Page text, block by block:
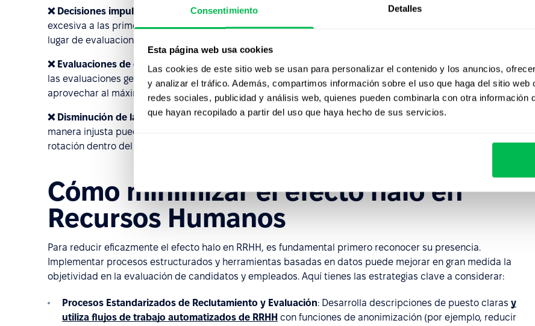
Consentimiento Detalles
Esta página web usa cookies
Las cookies de este sitio web se usan para personalizar el contenido y los anuncios,
y analizar el tráfico. Además, compartimos información sobre el uso que haga del sitio web
redes sociales, publicidad y análisis web, quienes pueden combinarla con otra información
que hayan recopilado a partir del uso que haya hecho de sus servicios.
❌ Decisiones impulsadas por las emociones: Los tomadores de decisiones podrían dar una importancia
excesiva a las primeras impresiones, lo que lleva a decisiones influenciadas por sentimientos subjetivos en
lugar de evaluaciones objetivas.
❌ Evaluaciones de competencia inexactas
: Centrarse en una característica de un empleado puede sesgar
las evaluaciones generales de sus habilidades y potencial, limitando la capacidad de la organización para
aprovechar al máximo sus talentos.
❌ Disminución de la moral del equipo: Los empleados que se sienten pasados por alto o juzgados de
manera injusta pueden desconectarse, lo que conduce a una bajada en la moral, frustración e incluso a una
rotación dentro del equipo.
Cómo minimizar el efecto halo en
Recursos Humanos
Para reducir eficazmente el efecto halo en RRHH, es fundamental primero reconocer su presencia.
Implementar procesos estructurados y herramientas basadas en datos puede mejorar en gran medida la
objetividad en la evaluación de candidatos y empleados. Aquí tienes las estrategias clave a considerar:
Procesos Estandarizados de Reclutamiento y Evaluación: Desarrolla descripciones de puesto claras y
utiliza flujos de trabajo automatizados de RRHH con funciones de anonimización (por ejemplo, reducir